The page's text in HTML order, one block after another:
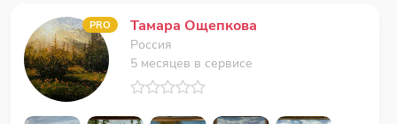
PRO Тамара Ощепкова
Россия
5 месяцев в сервисе